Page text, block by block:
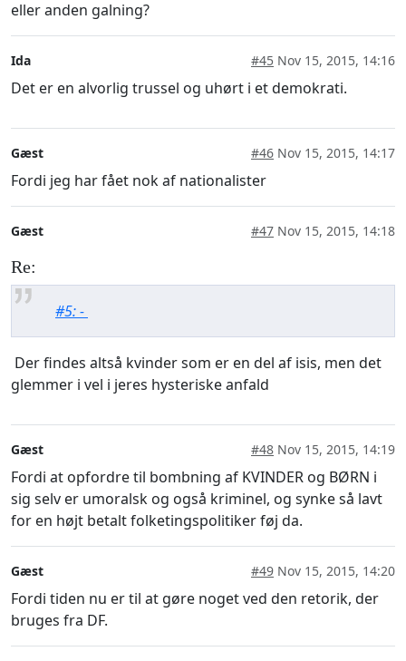
eller anden galning?
Ida #45 Nov 15, 2015, 14:16
Det er en alvorlig trussel og uhørt i et demokrati.
Gæst #46 Nov 15, 2015, 14:17
Fordi jeg har fået nok af nationalister
Gæst #47 Nov 15, 2015, 14:18
Re:
#5: -
Der findes altså kvinder som er en del af isis, men det
glemmer i vel i jeres hysteriske anfald
Gæst #48 Nov 15, 2015, 14:19
Fordi at opfordre til bombning af KVINDER og BØRN i
sig selv er umoralsk og også kriminel, og synke så lavt
for en højt betalt folketingspolitiker føj da.
Gæst #49 Nov 15, 2015, 14:20
Fordi tiden nu er til at gøre noget ved den retorik, der
bruges fra DF.